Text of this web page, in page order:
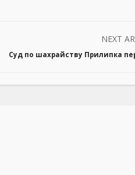
NEXT
Суд по шахрайству Прилипка